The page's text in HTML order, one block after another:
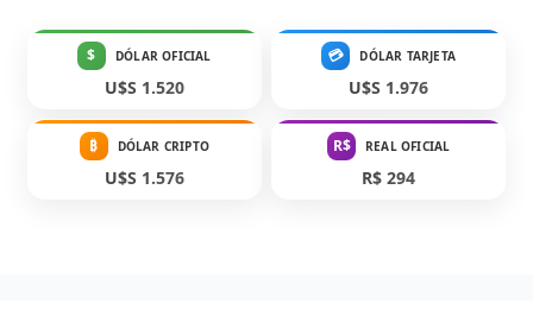
$ DÓLAR OFICIAL
U$S 1.520
💳 DÓLAR TARJETA
U$S 1.976
₿ DÓLAR CRIPTO
U$S 1.576
R$ REAL OFICIAL
R$ 294